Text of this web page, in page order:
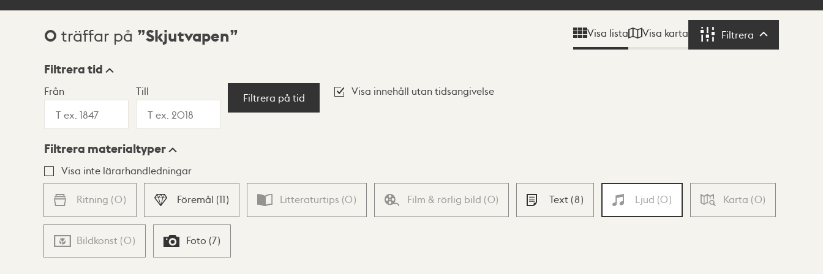
Sökresultat
0 träffar på Skjutvapen Visa lista Visa karta Filtrera Filtrera
Visningsläge
Lista Karta
Filtrera tid
Från Till
Filtrera på tid
Visa innehåll utan tidsangivelse
Filtrera materialtyper
Visa inte lärarhandledningar
Ritning (0) Föremål (11) Litteraturtips (0) Film & rörlig bild (0) Text (8) Ljud (0) Karta (0)
Bildkonst (0) Foto (7)